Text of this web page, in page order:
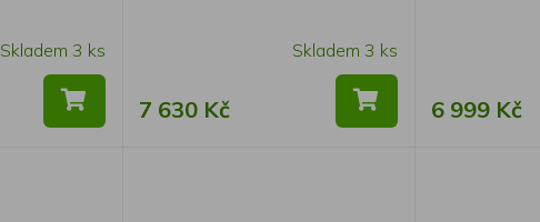
Skladem 3 ks Skladem 3 ks
7 630 Kč 6 999 Kč